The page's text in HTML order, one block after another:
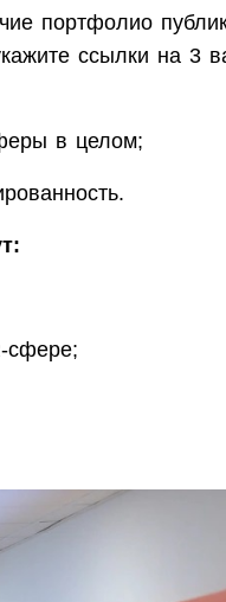
портфолио
ссылки на 3
в целом;
сфере;